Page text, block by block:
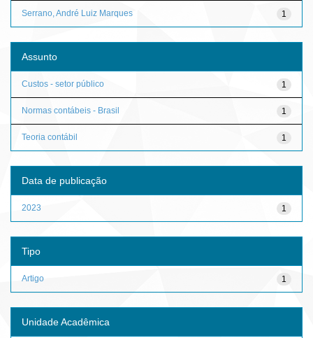
1
Serrano, André Luiz Marques
Assunto
1
Custos - setor público
1
Normas contábeis - Brasil
1
Teoria contábil
Data de publicação
1
2023
Tipo
1
Artigo
Unidade Acadêmica